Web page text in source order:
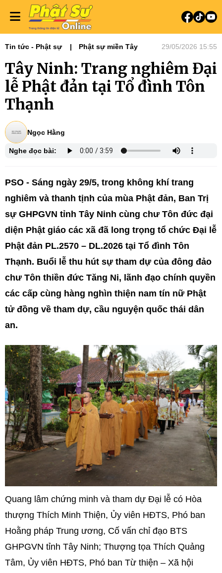
Tin tức - Phật sự Phật sự miền Tây 29/05/2026 15:55
Tây Ninh: Trang nghiêm Đại
lễ Phật đản tại Tổ đình Tôn
Thạnh
Ngọc Hằng
Nghe đọc bài:
PSO - Sáng ngày 29/5, trong không khí trang
nghiêm và thanh tịnh của mùa Phật đản, Ban Trị
sự GHPGVN tỉnh Tây Ninh cùng chư Tôn đức đại
diện Phật giáo các xã đã long trọng tổ chức Đại lễ
Phật đản PL.2570 – DL.2026 tại Tổ đình Tôn
Thạnh. Buổi lễ thu hút sự tham dự của đông đảo
chư Tôn thiền đức Tăng Ni, lãnh đạo chính quyền
các cấp cùng hàng nghìn thiện nam tín nữ Phật
tử đồng về tham dự, cầu nguyện quốc thái dân
an.
Quang lâm chứng minh và tham dự Đại lễ có Hòa
thượng Thích Minh Thiện, Ủy viên HĐTS, Phó ban
Hoằng pháp Trung ương, Cố vấn chỉ đạo BTS
GHPGVN tỉnh Tây Ninh; Thượng tọa Thích Quảng
Tâm, Ủy viên HĐTS, Phó ban Từ thiện – Xã hội